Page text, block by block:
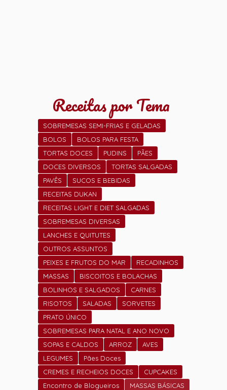
Receitas por Tema
SOBREMESAS SEMI-FRIAS E GELADAS
BOLOS
BOLOS PARA FESTA
TORTAS DOCES
PUDINS
PÃES
DOCES DIVERSOS
TORTAS SALGADAS
PAVÊS
SUCOS E BEBIDAS
RECEITAS DUKAN
RECEITAS LIGHT E DIET SALGADAS
SOBREMESAS DIVERSAS
LANCHES E QUITUTES
OUTROS ASSUNTOS
PEIXES E FRUTOS DO MAR
RECADINHOS
MASSAS
BISCOITOS E BOLACHAS
BOLINHOS E SALGADOS
CARNES
RISOTOS
SALADAS
SORVETES
PRATO ÚNICO
SOBREMESAS PARA NATAL E ANO NOVO
SOPAS E CALDOS
ARROZ
AVES
LEGUMES
Pães Doces
CREMES E RECHEIOS DOCES
CUPCAKES
Encontro de Blogueiros
MASSAS BÁSICAS